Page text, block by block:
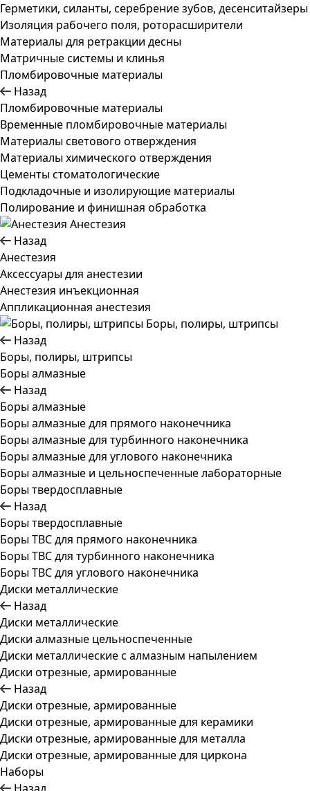
Герметики, силанты, серебрение зубов, десенситайзеры
Изоляция рабочего поля, роторасширители
Материалы для ретракции десны
Матричные системы и клинья
Пломбировочные материалы
Назад
Пломбировочные материалы
Временные пломбировочные материалы
Материалы светового отверждения
Материалы химического отверждения
Цементы стоматологические
Подкладочные и изолирующие материалы
Полирование и финишная обработка
Анестезия
Назад
Анестезия
Аксессуары для анестезии
Анестезия инъекционная
Аппликационная анестезия
Боры, полиры, штрипсы
Назад
Боры, полиры, штрипсы
Боры алмазные
Назад
Боры алмазные
Боры алмазные для прямого наконечника
Боры алмазные для турбинного наконечника
Боры алмазные для углового наконечника
Боры алмазные и цельноспеченные лабораторные
Боры твердосплавные
Назад
Боры твердосплавные
Боры ТВС для прямого наконечника
Боры ТВС для турбинного наконечника
Боры ТВС для углового наконечника
Диски металлические
Назад
Диски металлические
Диски алмазные цельноспеченные
Диски металлические с алмазным напылением
Диски отрезные, армированные
Назад
Диски отрезные, армированные
Диски отрезные, армированные для керамики
Диски отрезные, армированные для металла
Диски отрезные, армированные для циркона
Наборы